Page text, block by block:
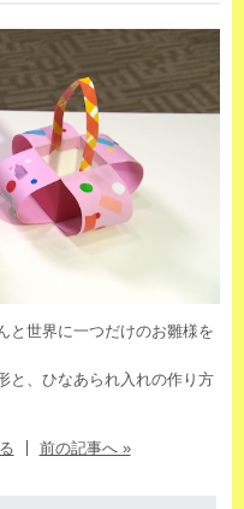
と世界に一つだけのお雛様を
と、ひなあられ入れの作り方
前の記事へ »